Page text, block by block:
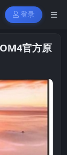
登录
官方原